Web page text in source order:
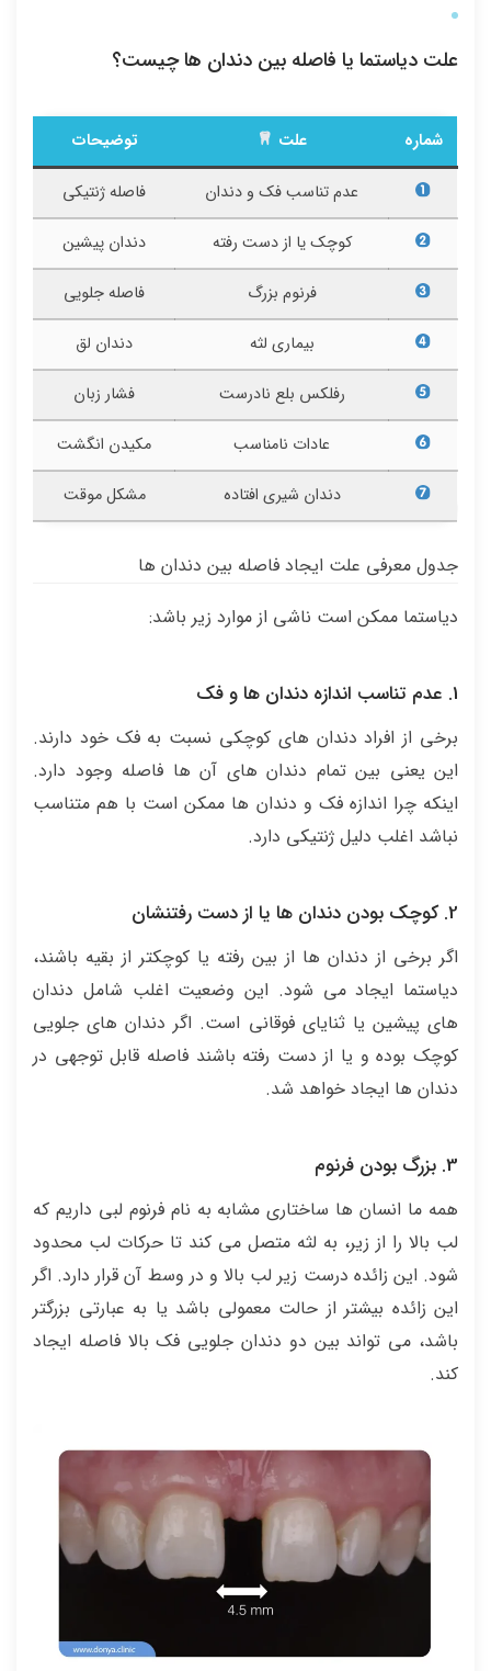
علت دیاستما یا فاصله بین دندان ها چیست؟
شماره علت توضیحات
عدم تناسب فک و دندان
فاصله ژنتیکی
کوچک یا از دست رفته
دندان پیشین
فرنوم بزرگ
فاصله جلویی
بیماری لثه
دندان لق
رفلکس بلع نادرست
فشار زبان
عادات نامناسب
مکیدن انگشت
دندان شیری افتاده
مشکل موقت
جدول معرفی علت ایجاد فاصله بین دندان ها
دیاستما ممکن است ناشی از موارد زیر باشد:
1. عدم تناسب اندازه دندان ها و فک
برخی از افراد دندان های کوچکی نسبت به فک خود دارند.
این یعنی بین تمام دندان های آن ها فاصله وجود دارد.
اینکه چرا اندازه فک و دندان ها ممکن است با هم متناسب
نباشد اغلب دلیل ژنتیکی دارد.
2. کوچک بودن دندان ها یا از دست رفتنشان
اگر برخی از دندان ها از بین رفته یا کوچکتر از بقیه باشند،
دیاستما ایجاد می شود. این وضعیت اغلب شامل دندان
های پیشین یا ثنایای فوقانی است. اگر دندان های جلویی
کوچک بوده و یا از دست رفته باشند فاصله قابل توجهی در
دندان ها ایجاد خواهد شد.
3. بزرگ بودن فرنوم
همه ما انسان ها ساختاری مشابه به نام فرنوم لبی داریم که
لب بالا را از زیر، به لثه متصل می کند تا حرکات لب محدود
شود. این زائده درست زیر لب بالا و در وسط آن قرار دارد. اگر
این زائده بیشتر از حالت معمولی باشد یا به عبارتی بزرگتر
باشد، می تواند بین دو دندان جلویی فک بالا فاصله ایجاد
کند.